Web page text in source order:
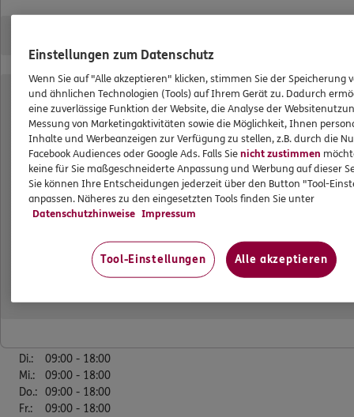
Unsere Agentur
Standorte
ERGO Versicherung Jan Cholawa
Agentur für Gewerbethemen
Bertolt-Brecht-Allee 12
0351/33944965
01522/2758139
Öffnungszeiten
Di.:
09:00 - 18:00
Mi.:
09:00 - 18:00
Do.: 09:00 - 18:00
Fr.:
09:00 - 18:00
Einstellungen zum Datenschutz
Wenn Sie auf "Alle akzeptieren" klicken, stimmen Sie der Speicherung
und ähnlichen Technologien (Tools) auf Ihrem Gerät zu. Dadurch
eine zuverlässige Funktion der Website, die Analyse der
Messung von Marketingaktivitäten sowie die Möglichkeit, Ihnen
Inhalte und Werbeanzeigen zur Verfügung zu stellen, z.B. durch die
Facebook Audiences oder Google Ads. Falls Sienicht zustimmen
keine für Sie maßgeschneiderte Anpassung und Werbung auf dieser
Sie können Ihre Entscheidungen jederzeit über den Button "Tool-
anpassen. Näheres zu den eingesetzten Tools finden Sie unter
Datenschutzhinweise Impressum
Tool-Einstellungen Alle akzeptieren